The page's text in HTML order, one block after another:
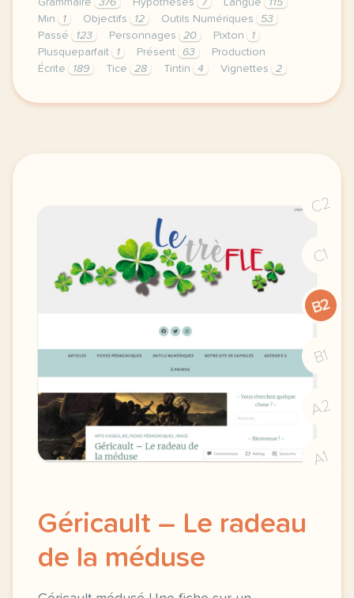
Grammaire
376 Hypothèses 7 Langue
115
Min
1 Objectifs 12 Outils Numériques
53
Passé
123 Personnages 20 Pixton
1
Plusqueparfait
1 Présent 63
Production
Écrite
189 Tice 28 Tintin 4 Vignettes 2
voici une sequence cle en main sur la bd tintin
C2
C1
B2
B1
A2
A1
Géricault – Le radeau
de la méduse